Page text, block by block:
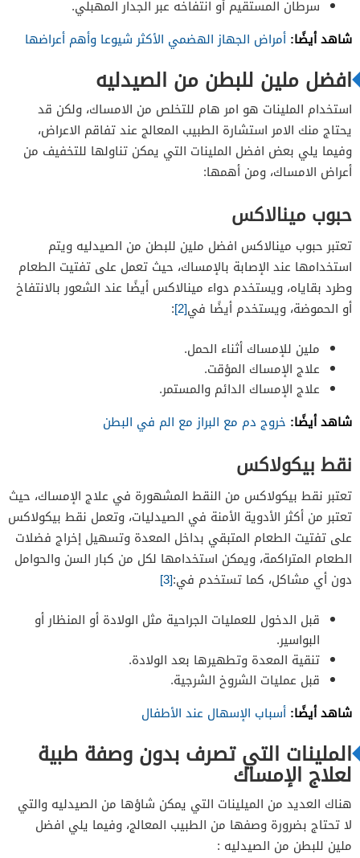
سرطان المستقيم أو انتفاخه عبر الجدار المهبلي.
شاهد أيضًا: أمراض الجهاز الهضمي الأكثر شيوعا وأهم أعراضها
افضل ملين للبطن من الصيدليه
استخدام الملينات هو امر هام للتخلص من الامساك، ولكن قد
يحتاج منك الامر استشارة الطبيب المعالج عند تفاقم الاعراض،
وفيما يلي بعض افضل الملينات التي يمكن تناولها للتخفيف من
أعراض الامساك، ومن أهمها:
حبوب مينالاكس
تعتبر حبوب مينالاكس افضل ملين للبطن من الصيدليه ويتم
استخدامها عند الإصابة بالإمساك، حيث تعمل على تفتيت الطعام
وطرد بقاياه، ويستخدم دواء مينالاكس أيضًا عند الشعور بالانتفاخ
أو الحموضة، ويستخدم أيضًا في[2]
:
ملين للإمساك أثناء الحمل.
علاج الإمساك المؤقت.
علاج الإمساك الدائم والمستمر.
شاهد أيضًا: خروج دم مع البراز مع الم في البطن
نقط بيكولاكس
تعتبر نقط بيكولاكس من النقط المشهورة في علاج الإمساك، حيث
تعتبر من أكثر الأدوية الأمنة في الصيدليات، وتعمل نقط بيكولاكس
على تفتيت الطعام المتبقي بداخل المعدة وتسهيل إخراج فضلات
الطعام المتراكمة، ويمكن استخدامها لكل من كبار السن والحوامل
دون أي مشاكل، كما تستخدم في:[3]
قبل الدخول للعمليات الجراحية مثل الولادة أو المنظار أو
البواسير.
تنقية المعدة وتطهيرها بعد الولادة.
قبل عمليات الشروخ الشرجية.
شاهد أيضًا: أسباب الإسهال عند الأطفال
الملينات التي تصرف بدون وصفة طبية
لعلاج الإمساك
هناك العديد من الميلينات التي يمكن شاؤها من الصيدليه والتي
لا تحتاج بضرورة وصفها من الطبيب المعالج، وفيما يلي افضل
ملين للبطن من الصيدليه :